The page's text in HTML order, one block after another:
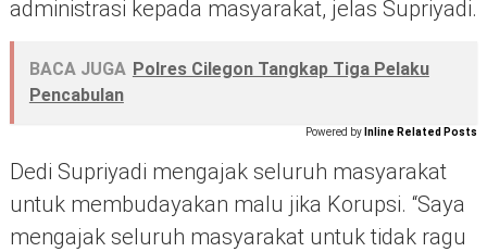
administrasi kepada masyarakat, jelas Supriyadi.
BACA JUGA Polres Cilegon Tangkap Tiga Pelaku
Pencabulan
Powered by Inline Related Posts
Dedi Supriyadi mengajak seluruh masyarakat
untuk membudayakan malu jika Korupsi. “Saya
mengajak seluruh masyarakat untuk tidak ragu